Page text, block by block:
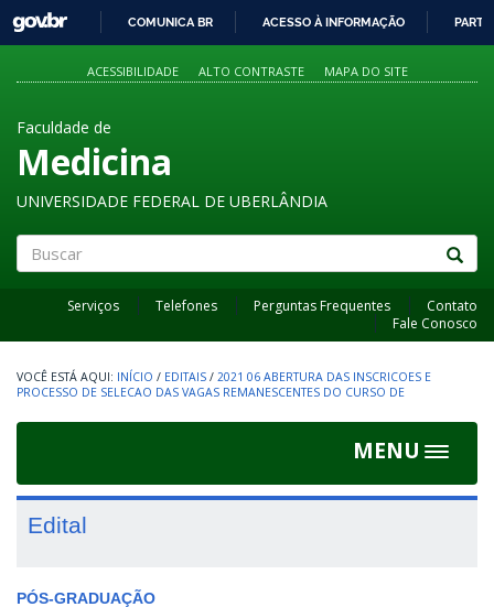
PARA
O
GOVBR
COMUNICA BR ACESSO À INFORMAÇÃO
ACESSIBILIDADE ALTO CONTRASTE MAPA DO SITE
Faculdade de
Medicina
UNIVERSIDADE FEDERAL DE UBERLÂNDIA
Serviços Telefones Perguntas Frequentes
Contato
Fale Conosco
INÍCIO / EDITAIS / 2021 06 ABERTURA DAS INSCRICOES E
PROCESSO DE SELECAO DAS VAGAS REMANESCENTES DO CURSO DE
MENU
Toggle
Edital
PÓS-GRADUAÇÃO